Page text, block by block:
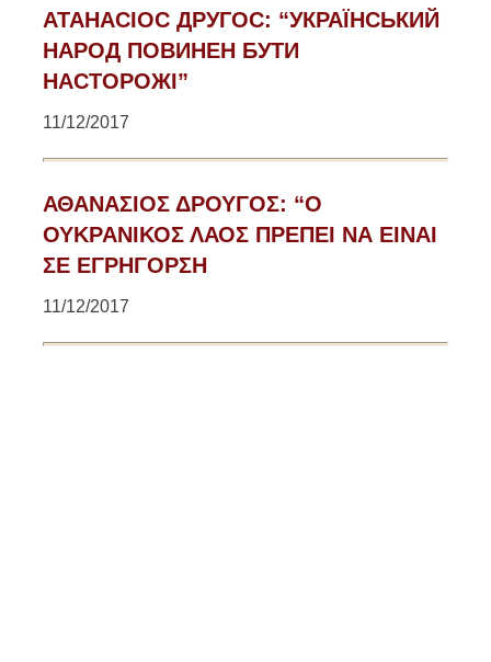
АТАНАСІОС ДРУГОС: “УКРАЇНСЬКИЙ
НАРОД ПОВИНЕН БУТИ
НАСТОРОЖІ”
11/12/2017
ΑΘΑΝΑΣΙΟΣ ΔΡΟΥΓΟΣ: “Ο
ΟΥΚΡΑΝΙΚΟΣ ΛΑΟΣ ΠΡΕΠΕΙ ΝΑ ΕΙΝΑΙ
ΣΕ ΕΓΡΗΓΟΡΣΗ
11/12/2017